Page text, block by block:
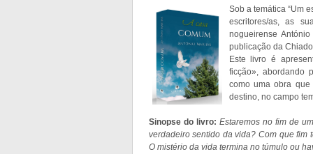
Sob a temática “Um
escritores/as, as
nogueirense
publicação da
Este livro é
ficção», abordando
como uma obra
destino, no campo
Sinopse do livro: Estaremos no fim de
verdadeiro sentido da vida? Com que
O mistério da vida termina no túmulo ou